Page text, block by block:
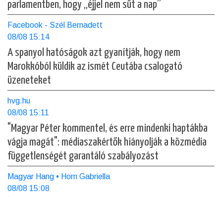
parlamentben, hogy „éjjel nem süt a nap”
Facebook - Szél Bernadett
08/08 15:14
A spanyol hatóságok azt gyanítják, hogy nem
Marokkóból küldik az ismét Ceutába csalogató
üzeneteket
hvg.hu
08/08 15:11
"Magyar Péter kommentel, és erre mindenki haptákba
vágja magát": médiaszakértők hiányolják a közmédia
függetlenségét garantáló szabályozást
Magyar Hang • Horn Gabriella
08/08 15:08